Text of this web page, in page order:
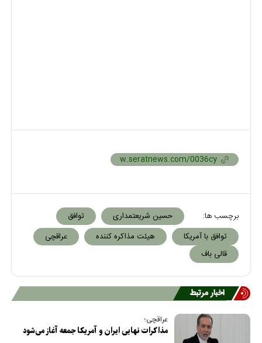
برچسب ها: حسین شریعتمداری
توافق
توافق با آمریکا
هیئت مذاکره کننده
عراقچی
قالی باف
اخبار مرتبط
عراقچی؛
مذاکرات نهایی ایران و آمریکا جمعه آغاز می‌شود